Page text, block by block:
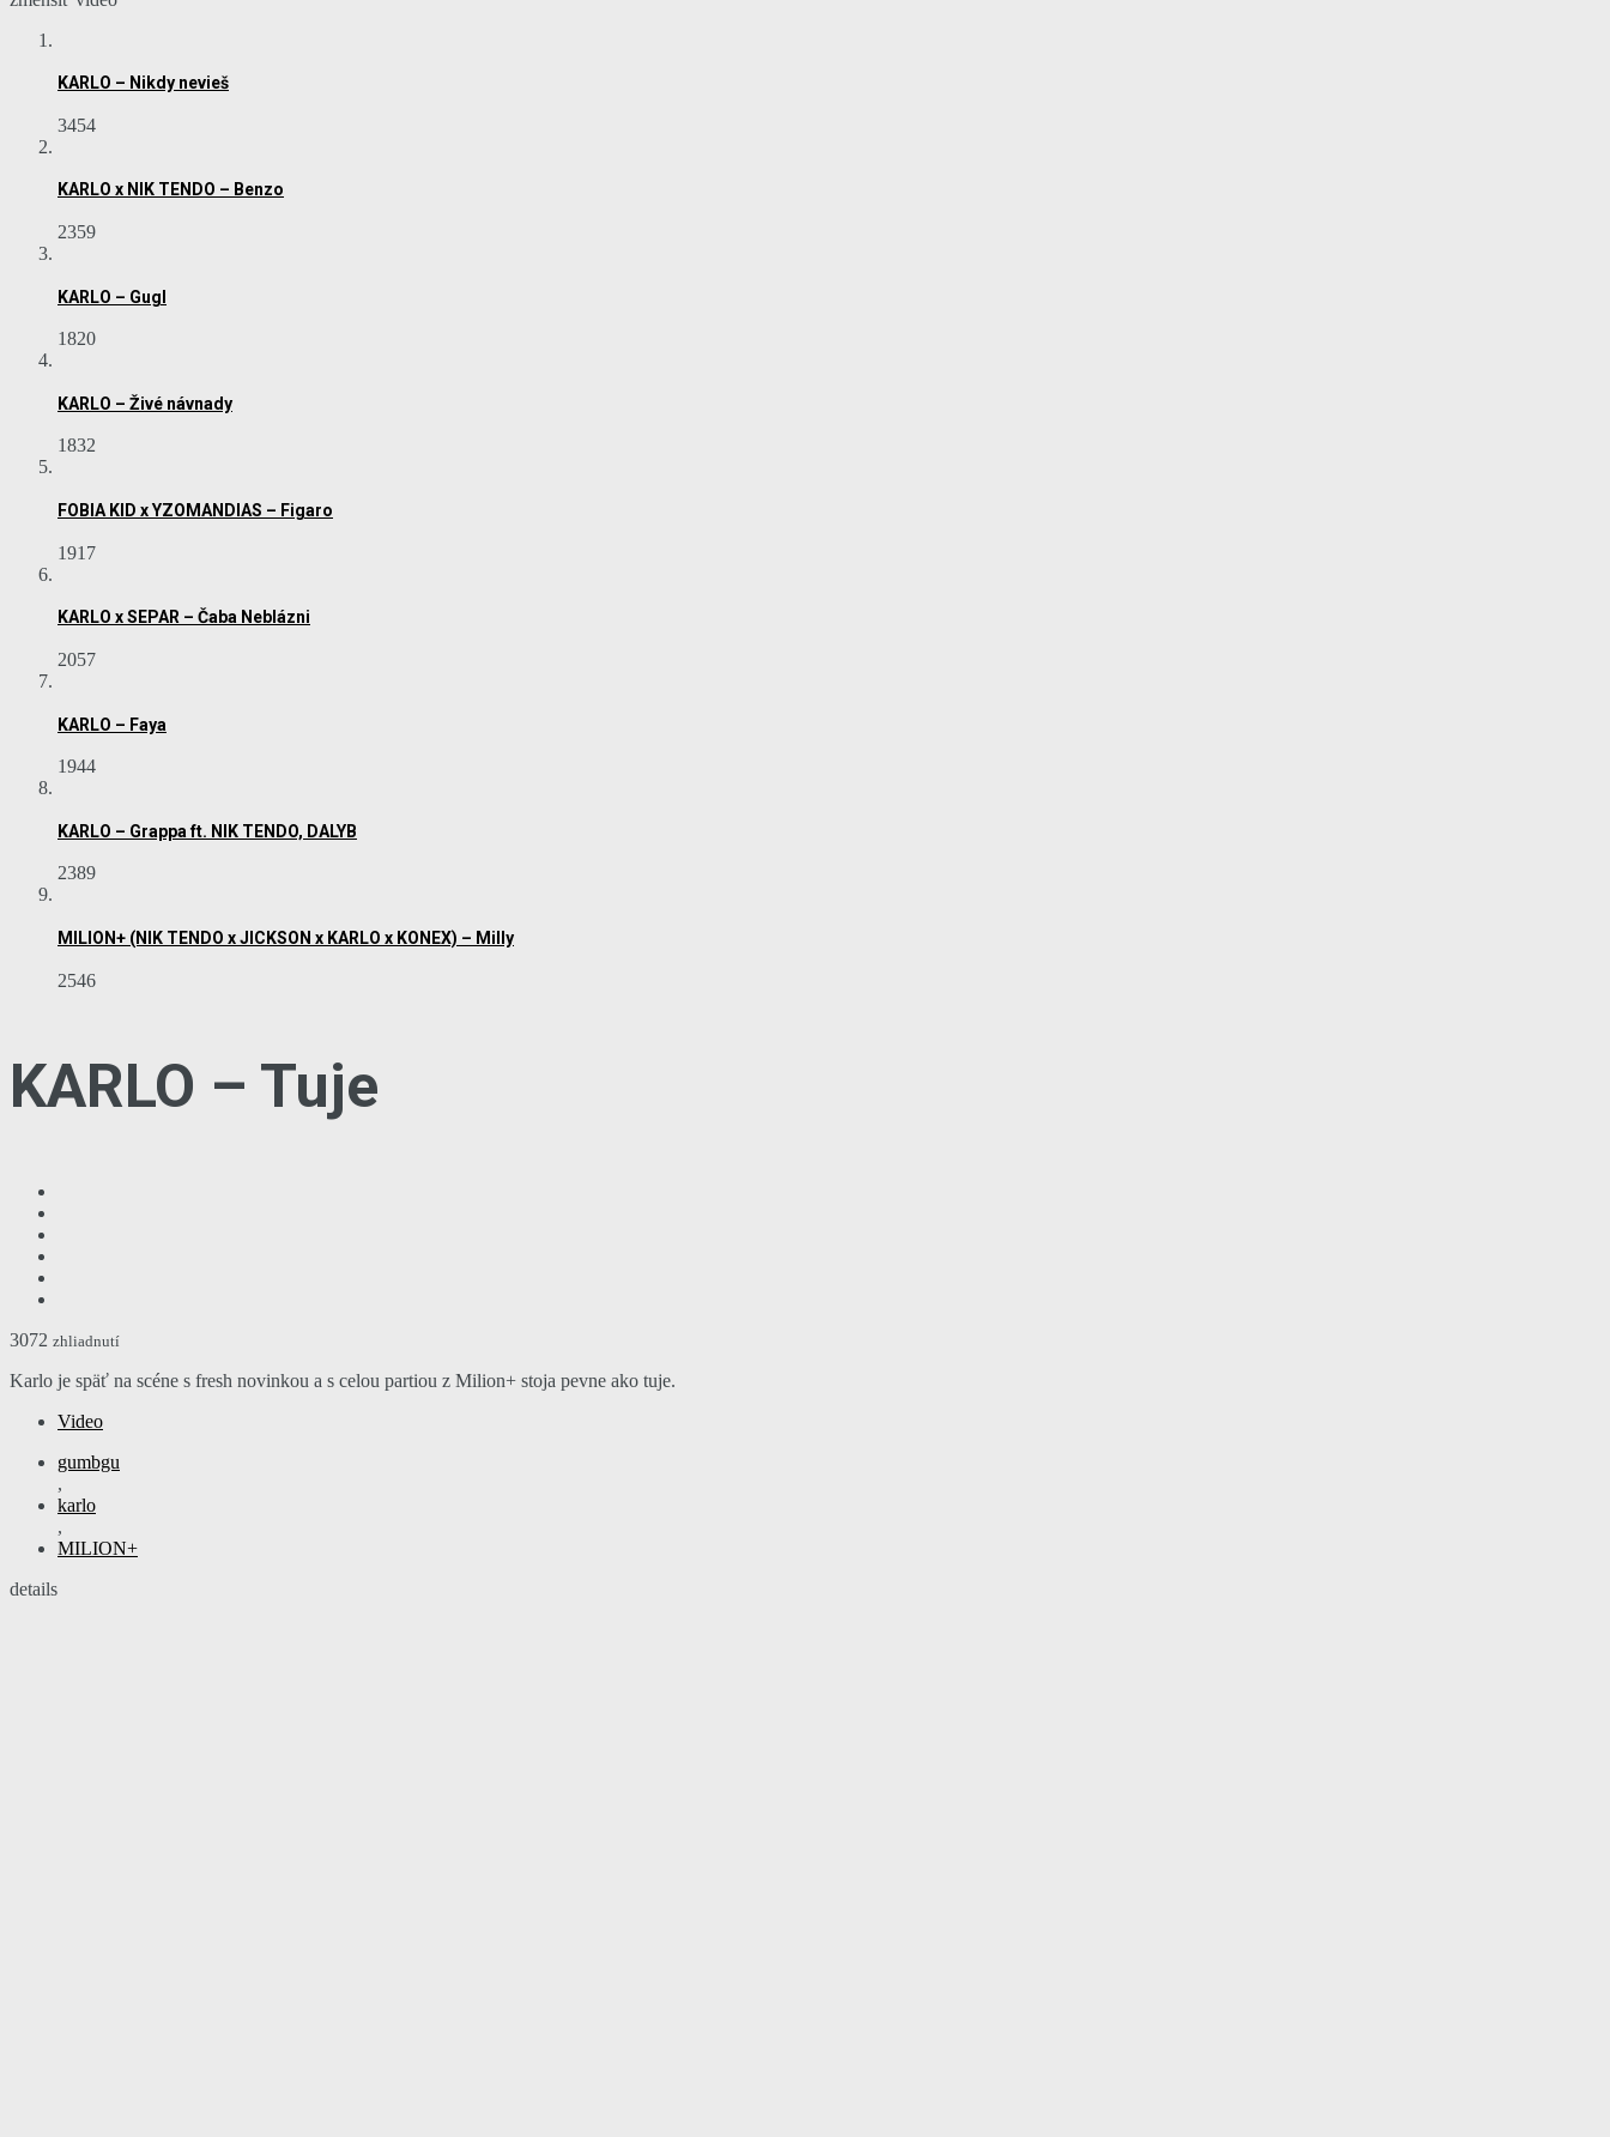
KARLO – Nikdy nevieš
3454
KARLO x NIK TENDO – Benzo
2359
KARLO – Gugl
1820
KARLO – Živé návnady
1832
FOBIA KID x YZOMANDIAS – Figaro
1917
KARLO x SEPAR – Čaba Neblázni
2057
KARLO – Faya
1944
KARLO – Grappa ft. NIK TENDO, DALYB
2389
MILION+ (NIK TENDO x JICKSON x KARLO x KONEX) – Milly
2546
KARLO – Tuje
3072 zhliadnutí
Karlo je späť na scéne s fresh novinkou a s celou partiou z Milion+ stoja pevne ako tuje.
Video
gumbgu
,
karlo
,
MILION+
details